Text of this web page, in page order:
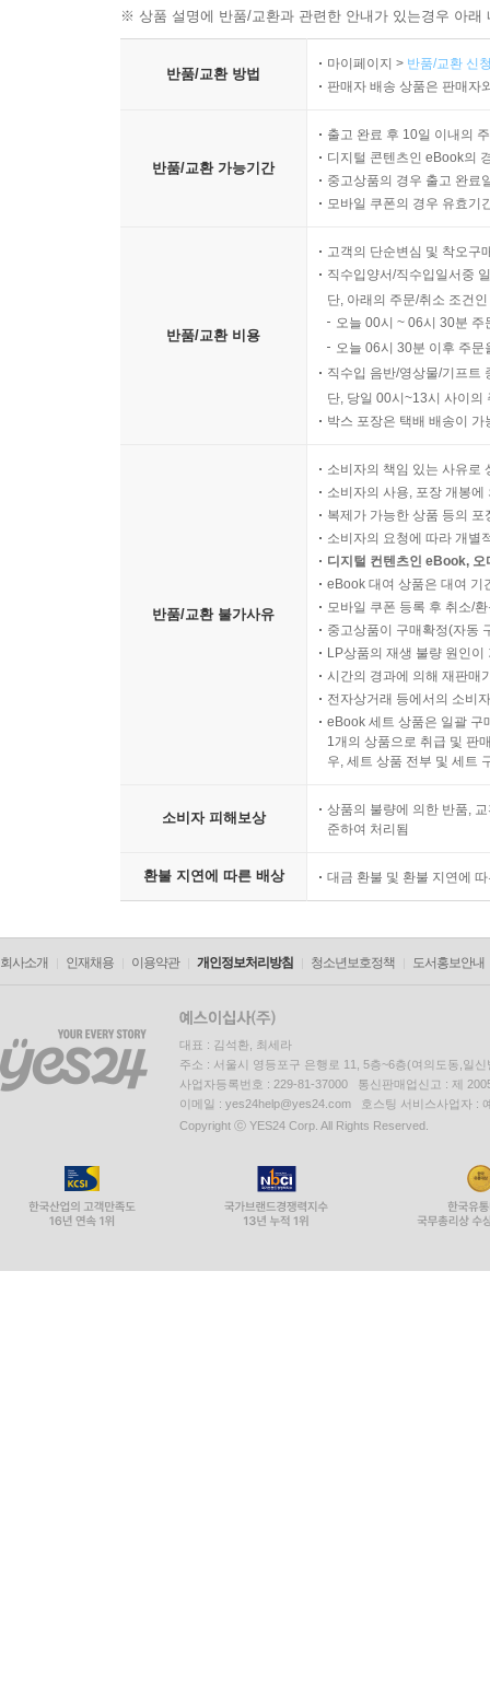
※ 상품 설명에 반품/교환과 관련한 안내가 있는경우 아
반품/교환 방법
마이페이지 > 반품/교환 신
판매자 배송 상품은 판매자
반품/교환 가능기간
출고 완료 후 10일 이내의
디지털 콘텐츠인 eBook의
중고상품의 경우 출고 완료
모바일 쿠폰의 경우 유효기
반품/교환 비용
고객의 단순변심 및 착오구
직수입양서/직수입일서중
단, 아래의 주문/취소 조건
오늘 00시 ~ 06시 30분
오늘 06시 30분 이후 주
직수입 음반/영상물/기프트
단, 당일 00시~13시 사이의
박스 포장은 택배 배송이
반품/교환 불가사유
소비자의 책임 있는 사유로
소비자의 사용, 포장 개봉
복제가 가능한 상품 등의
소비자의 요청에 따라 개별
디지털 컨텐츠인 eBook,
eBook 대여 상품은 대여 기
모바일 쿠폰 등록 후 취소/
중고상품이 구매확정(자동
LP상품의 재생 불량 원인
시간의 경과에 의해 재판매
전자상거래 등에서의 소비
eBook 세트 상품은 일괄 구
1개의 상품으로 취급 및 판
우, 세트 상품 전부 및 세트
소비자 피해보상
상품의 불량에 의한 반품,
준하여 처리됨
환불 지연에 따른 배상 대금 환불 및 환불 지연에
회사소개 인재채용 이용약관 개인정보처리방침 청소년보호정책 도서홍보안내
대표 : 김석환, 최세라
주소 : 서울시 영등포구 은행로 11, 5층~6층(여의도동,일신
사업자등록번호 : 229-81-37000 통신판매업신고 : 제
이메일 : yes24help@yes24.com 호스팅 서비스사업자 :
Copyright ⓒ YES24 Corp. All Rights Reserved.